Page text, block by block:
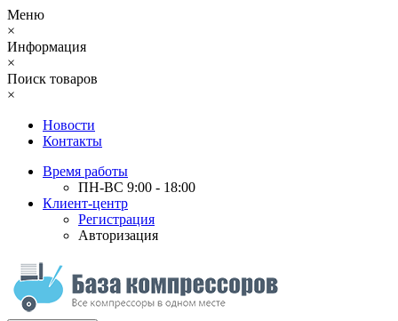
Меню
×
Информация
×
Поиск товаров
×
Новости
Контакты
Время работы
ПН-ВС 9:00 - 18:00
Клиент-центр
Регистрация
Авторизация